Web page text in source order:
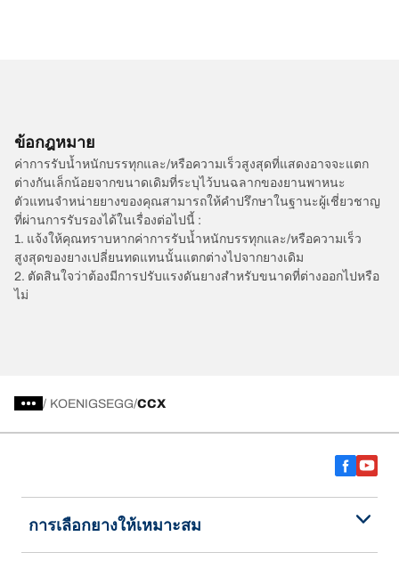
ข้อกฎหมาย
ค่าการรับน้ำหนักบรรทุกและ/หรือความเร็วสูงสุดที่แสดงอาจจะแตก
ต่างกันเล็กน้อยจากขนาดเดิมที่ระบุไว้บนฉลากของยานพาหนะ
ตัวแทนจำหน่ายยางของคุณสามารถให้คำปรึกษาในฐานะผู้เชี่ยวชาญ
ที่ผ่านการรับรองได้ในเรื่องต่อไปนี้ :
1. แจ้งให้คุณทราบหากค่าการรับน้ำหนักบรรทุกและ/หรือความเร็ว
สูงสุดของยางเปลี่ยนทดแทนนั้นแตกต่างไปจากยางเดิม
2. ตัดสินใจว่าต้องมีการปรับแรงดันยางสำหรับขนาดที่ต่างออกไปหรือ
ไม่
/ KOENIGSEGG CCX
การเลือกยางให้เหมาะสม